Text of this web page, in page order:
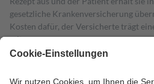
gesetzliche Krankenversicherung
Kosten dafür, der Versicherte trägt
mit.
Grundsätzlich leisten Mitglieder
höchstens zehn Euro.
Es sind jedoch